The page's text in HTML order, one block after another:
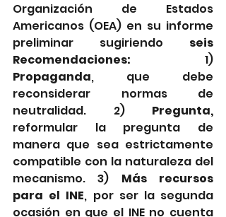
Organización de Estados
Americanos (OEA) en su informe
preliminar sugiriendo seis
Recomendaciones:
Propaganda, que debe
reconsiderar normas de
neutralidad. 2) Pregunta,
reformular la pregunta de
manera que sea estrictamente
compatible con la naturaleza del
mecanismo. 3) Más recursos
para el INE, por ser la segunda
ocasión en que el INE no cuenta